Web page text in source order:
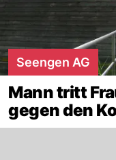
Seengen AG
Mann tritt
gegen den